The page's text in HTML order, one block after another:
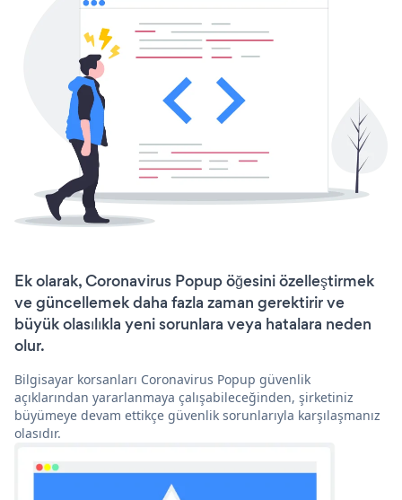
Ek olarak, Coronavirus Popup öğesini özelleştirmek
ve güncellemek daha fazla zaman gerektirir ve
büyük olasılıkla yeni sorunlara veya hatalara neden
olur.
Bilgisayar korsanları Coronavirus Popup güvenlik
açıklarından yararlanmaya çalışabileceğinden, şirketiniz
büyümeye devam ettikçe güvenlik sorunlarıyla karşılaşmanız
olasıdır.